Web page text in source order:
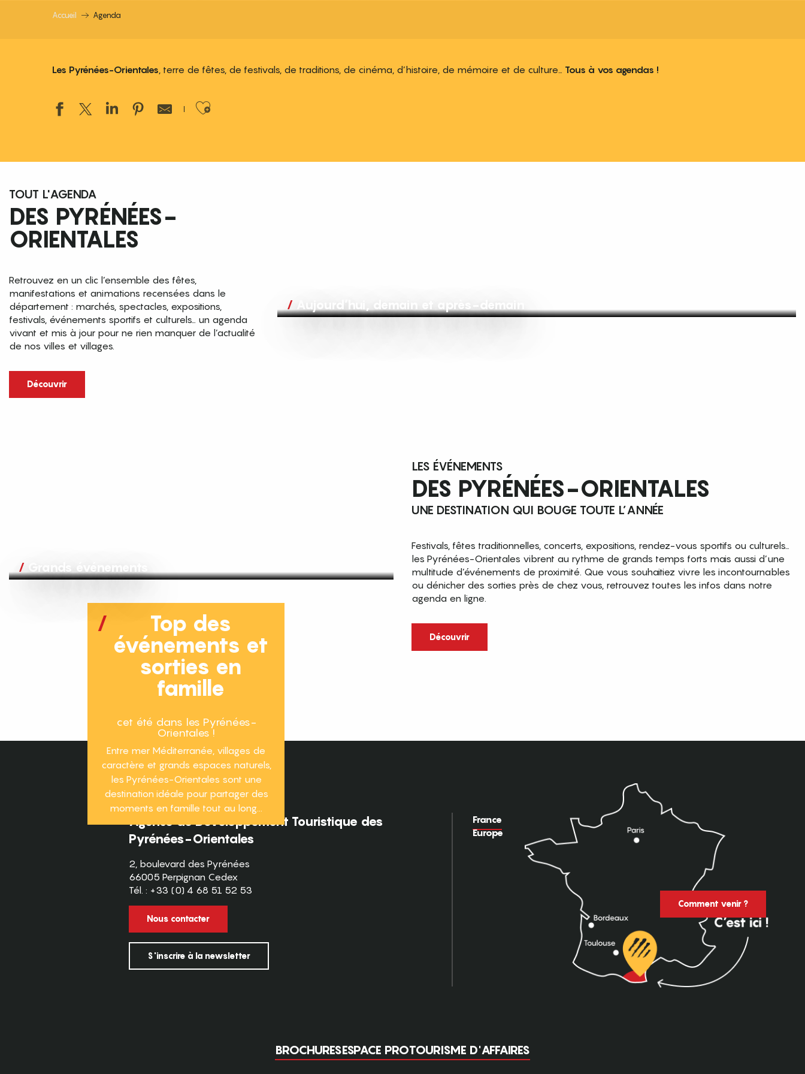
Accueil Agenda
Les Pyrénées-Orientales, terre de fêtes, de festivals, de traditions, de cinéma, d’histoire, de mémoire et de culture… Tous à vos agendas !
Ajouter aux favoris
TOUT L'AGENDA
DES PYRÉNÉES-
ORIENTALES
Retrouvez en un clic l’ensemble des fêtes,
manifestations et animations recensées dans le
département : marchés, spectacles, expositions,
festivals, événements sportifs et culturels… un agenda
vivant et mis à jour pour ne rien manquer de l’actualité
de nos villes et villages.
Découvrir
Aujourd’hui, demain et après-demain
Grands événements
LES ÉVÉNEMENTS
DES PYRÉNÉES-ORIENTALES
UNE DESTINATION QUI BOUGE TOUTE L’ANNÉE
Festivals, fêtes traditionnelles, concerts, expositions, rendez-vous sportifs ou culturels…
les Pyrénées-Orientales vibrent au rythme de grands temps forts mais aussi d’une
multitude d’événements de proximité. Que vous souhaitiez vivre les incontournables
ou dénicher des sorties près de chez vous, retrouvez toutes les infos dans notre
agenda en ligne.
Découvrir
Top des
événements et
sorties en
famille
cet été dans les Pyrénées-
Orientales !
Entre mer Méditerranée, villages de
caractère et grands espaces naturels,
les Pyrénées-Orientales sont une
destination idéale pour partager des
moments en famille tout au long...
Agence de Développement Touristique des
Pyrénées-Orientales
2, boulevard des Pyrénées
66005 Perpignan Cedex
Tél. : +33 (0) 4 68 51 52 53
Nous contacter
S'inscrire à la newsletter
France
Europe
Comment venir ?
BROCHURESESPACE PROTOURISME D'AFFAIRES